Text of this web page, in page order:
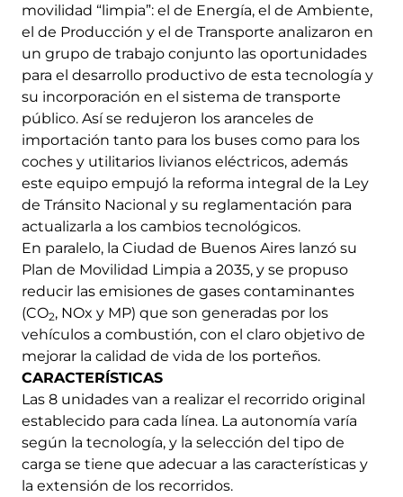
movilidad “limpia”: el de Energía, el de Ambiente,
el de Producción y el de Transporte analizaron en
un grupo de trabajo conjunto las oportunidades
para el desarrollo productivo de esta tecnología y
su incorporación en el sistema de transporte
público. Así se redujeron los aranceles de
importación tanto para los buses como para los
coches y utilitarios livianos eléctricos, además
este equipo empujó la reforma integral de la Ley
de Tránsito Nacional y su reglamentación para
actualizarla a los cambios tecnológicos.
En paralelo, la Ciudad de Buenos Aires lanzó su
Plan de Movilidad Limpia a 2035, y se propuso
reducir las emisiones de gases contaminantes
(CO2, NOx y MP) que son generadas por los
vehículos a combustión, con el claro objetivo de
mejorar la calidad de vida de los porteños.
CARACTERÍSTICAS
Las 8 unidades van a realizar el recorrido original
establecido para cada línea. La autonomía varía
según la tecnología, y la selección del tipo de
carga se tiene que adecuar a las características y
la extensión de los recorridos.